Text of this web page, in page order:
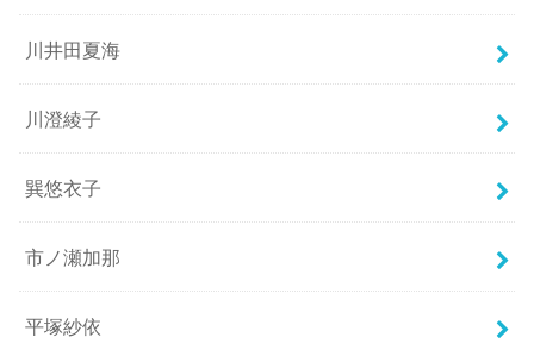
川井田夏海
川澄綾子
巽悠衣子
市ノ瀬加那
平塚紗依